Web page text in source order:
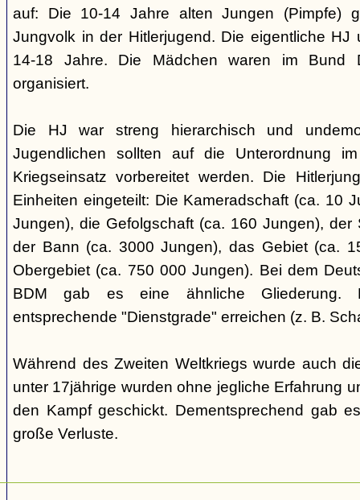
auf: Die 10-14 Jahre alten Jungen (Pimpfe)
Jungvolk in der Hitlerjugend. Die eigentliche HJ
14-18 Jahre. Die Mädchen waren im Bund
organisiert.
Die HJ war streng hierarchisch und
Jugendlichen sollten auf die Unterordnung
Kriegseinsatz vorbereitet werden. Die
Einheiten eingeteilt: Die Kameradschaft (ca. 10
Jungen), die Gefolgschaft (ca. 160 Jungen), der
der Bann (ca. 3000 Jungen), das Gebiet (ca.
Obergebiet (ca. 750 000 Jungen). Bei dem
BDM gab es eine ähnliche Gliederung.
entsprechende "Dienstgrade" erreichen (z. B.
Während des Zweiten Weltkriegs wurde auch
unter 17jährige wurden ohne jegliche Erfahrung
den Kampf geschickt. Dementsprechend gab
große Verluste.